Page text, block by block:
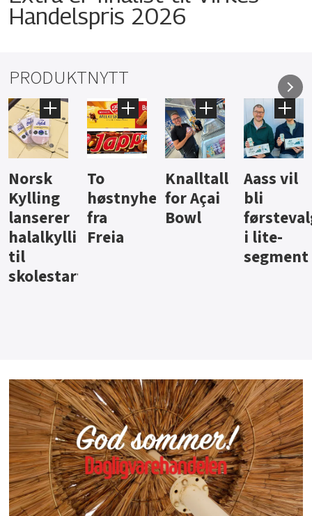
Handelspris 2026
PRODUKTNYTT
Knalltall
for Açai
Bowl
Aass vil
bli
førstevalg
i lite-
Brus og
jus fra
Berentsen
Hard
iste fra
Hansa